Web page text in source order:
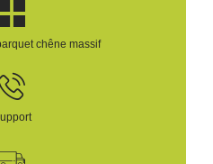
chêne massif